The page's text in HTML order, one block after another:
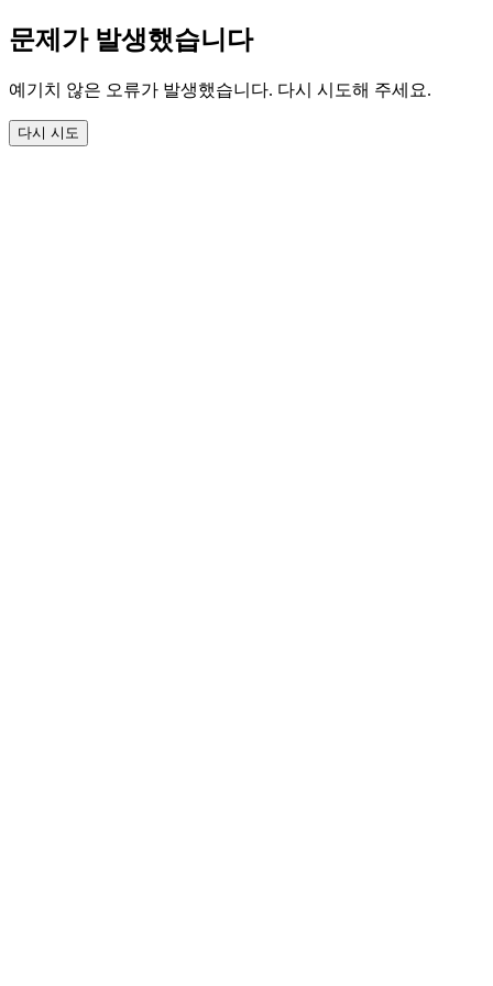
문제가 발생했습니다
예기치 않은 오류가 발생했습니다. 다시 시도해 주세요.
다시 시도